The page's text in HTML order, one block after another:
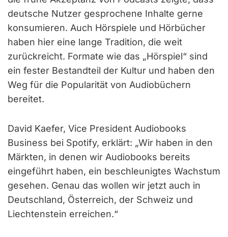
deutsche Nutzer gesprochene Inhalte gerne
konsumieren. Auch Hörspiele und Hörbücher
haben hier eine lange Tradition, die weit
zurückreicht. Formate wie das „Hörspiel“ sind
ein fester Bestandteil der Kultur und haben den
Weg für die Popularität von Audiobüchern
bereitet.
David Kaefer, Vice President Audiobooks
Business bei Spotify, erklärt: „Wir haben in den
Märkten, in denen wir Audiobooks bereits
eingeführt haben, ein beschleunigtes Wachstum
gesehen. Genau das wollen wir jetzt auch in
Deutschland, Österreich, der Schweiz und
Liechtenstein erreichen.“